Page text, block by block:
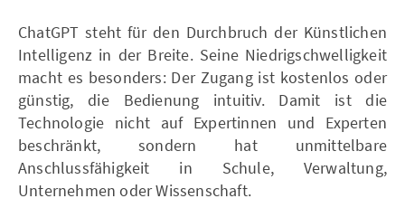
ChatGPT steht für den Durchbruch der Künstlichen
Intelligenz in der Breite. Seine Niedrigschwelligkeit
macht es besonders: Der Zugang ist kostenlos oder
günstig, die Bedienung intuitiv. Damit ist die
Technologie nicht auf Expertinnen und Experten
beschränkt, sondern hat unmittelbare
Anschlussfähigkeit in Schule, Verwaltung,
Unternehmen oder Wissenschaft.